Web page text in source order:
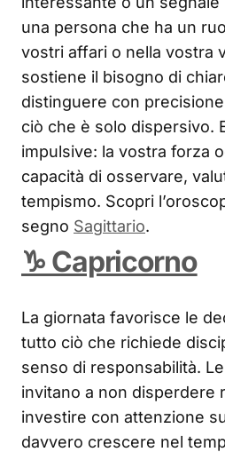
una persona che ha un
vostri affari o nella vostra
sostiene il bisogno di
distinguere con
ciò che è solo dispersivo.
impulsive: la vostra forza
capacità di osservare,
tempismo. Scopri
segno Sagittario.
♑ Capricorno
La giornata favorisce le
tutto ciò che richiede
senso di responsabilità.
invitano a non disperdere
investire con attenzione
davvero crescere nel